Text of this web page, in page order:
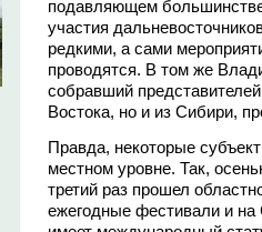
подавляющем
участия
редкими, а сами
проводятся. В том же
собравший
Востока, но и из Сибири,
Правда, некоторые
местном уровне. Так,
третий раз прошел
ежегодные фестивали и